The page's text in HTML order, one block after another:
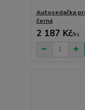
Autosedačka
černá
2 187 Kč/ks